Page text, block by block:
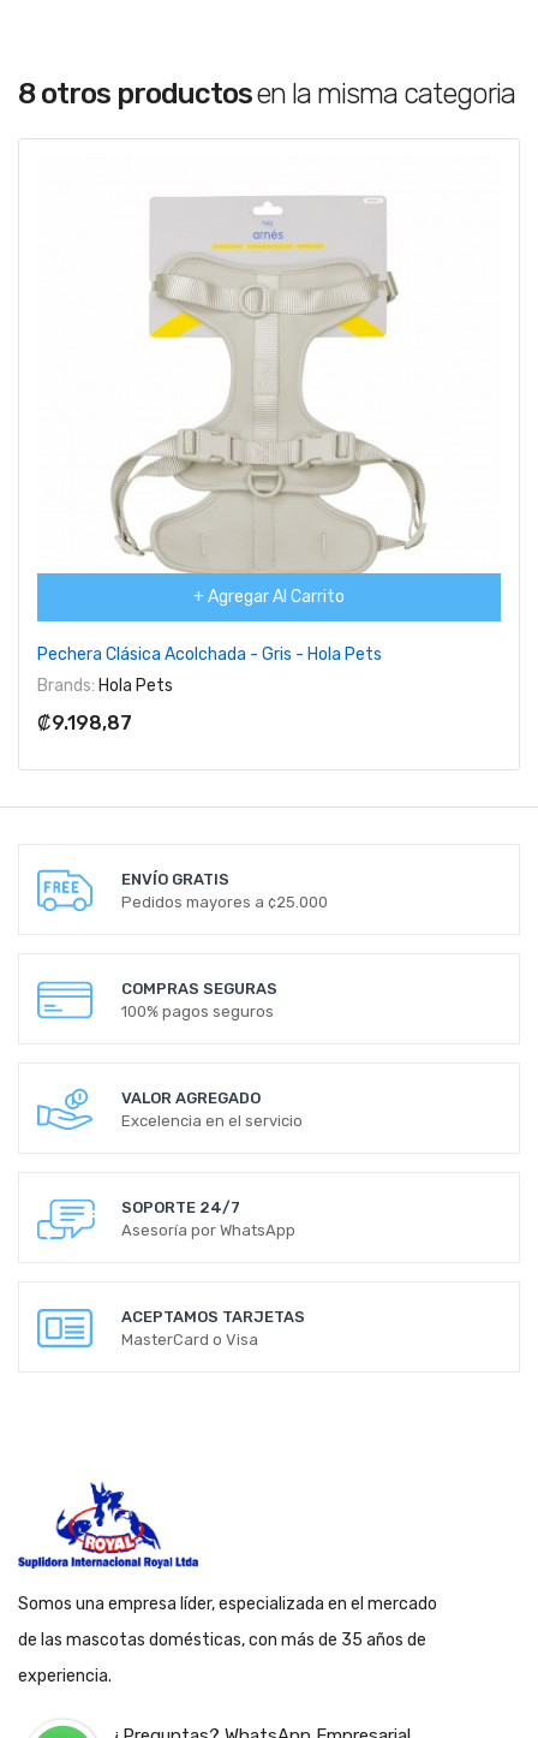
8 otros productosen la misma categoria
+ Agregar Al Carrito
Pechera Clásica Acolchada - Gris - Hola Pets
Brands: Hola Pets
₡9.198,87
ENVÍO GRATIS
Pedidos mayores a ¢25.000
COMPRAS SEGURAS
100% pagos seguros
VALOR AGREGADO
Excelencia en el servicio
SOPORTE 24/7
Asesoría por WhatsApp
ACEPTAMOS TARJETAS
MasterCard o Visa
Somos una empresa líder, especializada en el mercado
de las mascotas domésticas, con más de 35 años de
experiencia.